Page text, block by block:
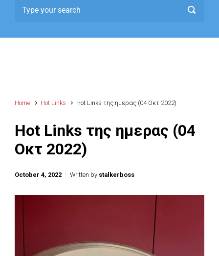
Home Hot Links Hot Links της ημερας (04 Οκτ 2022)
Hot Links της ημερας (04
Οκτ 2022)
October 4, 2022 Written by stalkerboss